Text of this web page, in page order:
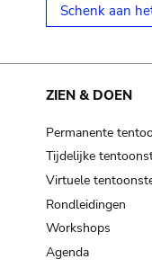
Schenk aan
ZIEN & DOEN
Permanente
Tijdelijke
Virtuele
Rondleidingen
Workshops
Agenda